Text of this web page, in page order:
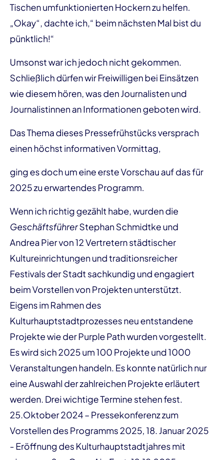
Tischen umfunktionierten Hockern zu helfen.
„Okay“, dachte ich,“ beim nächsten Mal bist du
pünktlich!“
Umsonst war ich jedoch nicht gekommen.
Schließlich dürfen wir Freiwilligen bei Einsätzen
wie diesem hören, was den Journalisten und
Journalistinnen an Informationen geboten wird.
Das Thema dieses Pressefrühstücks versprach
einen höchst informativen Vormittag,
ging es doch um eine erste Vorschau auf das für
2025 zu erwartendes Programm.
Wenn ich richtig gezählt habe, wurden die
GeschäftsführerStephan Schmidtke und
Andrea Pier von 12 Vertretern städtischer
Kultureinrichtungen und traditionsreicher
Festivals der Stadt sachkundig und engagiert
beim Vorstellen von Projekten unterstützt.
Eigens im Rahmen des
Kulturhauptstadtprozesses neu entstandene
Projekte wie der Purple Path wurden vorgestellt.
Es wird sich 2025 um 100 Projekte und 1000
Veranstaltungen handeln. Es konnte natürlich nur
eine Auswahl der zahlreichen Projekte erläutert
werden. Drei wichtige Termine stehen fest.
25.Oktober 2024 – Pressekonferenz zum
Vorstellen des Programms 2025, 18. Januar 2025
- Eröffnung des Kulturhauptstadtjahres mit